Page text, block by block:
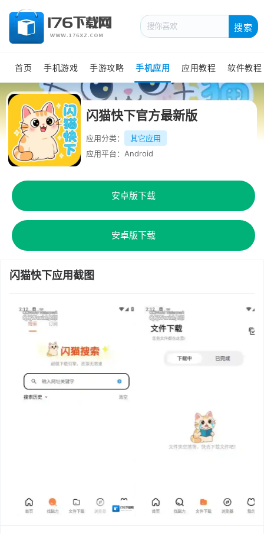
搜索
首页 手机游戏 手游攻略 手机应用 应用教程 软件教程
闪猫快下官方最新版
应用分类：
其它应用
应用平台：Android
安卓版下载
安卓版下载
闪猫快下应用截图